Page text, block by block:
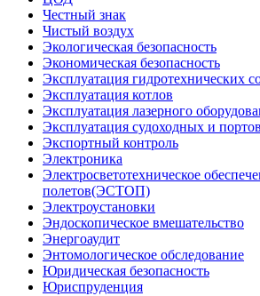
Честный знак
Чистый воздух
Экологическая безопасность
Экономическая безопасность
Эксплуатация гидротехнических
Эксплуатация котлов
Эксплуатация лазерного
Эксплуатация судоходных и
Экспортный контроль
Электроника
Электросветотехническое
полетов(ЭСТОП)
Электроустановки
Эндоскопическое вмешательство
Энергоаудит
Энтомологическое обследование
Юридическая безопасность
Юриспруденция